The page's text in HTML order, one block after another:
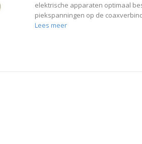
elektrische apparaten optimaal
piekspanningen op de
Lees meer